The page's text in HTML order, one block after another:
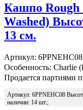
Кашпо Rough
Washed)
13 см.
Артикул: 6PPNEHC08
Особенность: Charlie
Продается партиями
Артикул: 6PPNEHC08
наличии: 14 шт.;